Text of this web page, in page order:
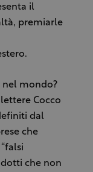
il
premiarle
nel mondo?
lettere Cocco
dal
che
che non